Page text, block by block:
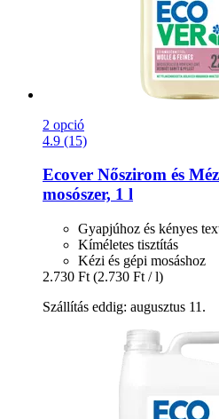
2 opció
4.9 (15)
Ecover Nőszirom és
mosószer, 1 l
Gyapjúhoz és kényes
Kíméletes tisztítás
Kézi és gépi mosáshoz
2.730 Ft (2.730 Ft / l)
Szállítás eddig: augusztus 11.